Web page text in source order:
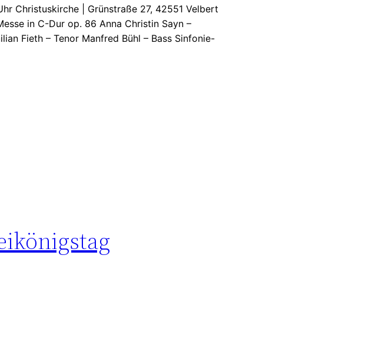
Christuskirche | Grünstraße 27, 42551 Velbert
in C-Dur op. 86 Anna Christin Sayn –
Fieth – Tenor Manfred Bühl – Bass Sinfonie-